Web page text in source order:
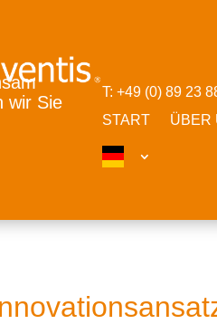
wir Sie
T: +49 (0) 89 23
START
ÜBER